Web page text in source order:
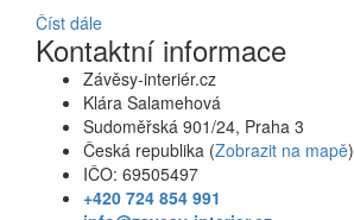
Číst dále
Kontaktní informace
Závěsy-interiér.cz
Klára Salamehová
Sudoměřská 901/24, Praha 3
Česká republika (Zobrazit na mapě)
IČO: 69505497
+420 724 854 991